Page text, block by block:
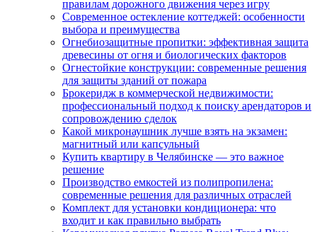
правилам дорожного движения через игру
Современное остекление коттеджей: особенности
выбора и преимущества
Огнебиозащитные пропитки: эффективная защита
древесины от огня и биологических факторов
Огнестойкие конструкции: современные решения
для защиты зданий от пожара
Брокеридж в коммерческой недвижимости:
профессиональный подход к поиску арендаторов и
сопровождению сделок
Какой микронаушник лучше взять на экзамен:
магнитный или капсульный
Купить квартиру в Челябинске — это важное
решение
Производство емкостей из полипропилена:
современные решения для различных отраслей
Комплект для установки кондиционера: что
входит и как правильно выбрать